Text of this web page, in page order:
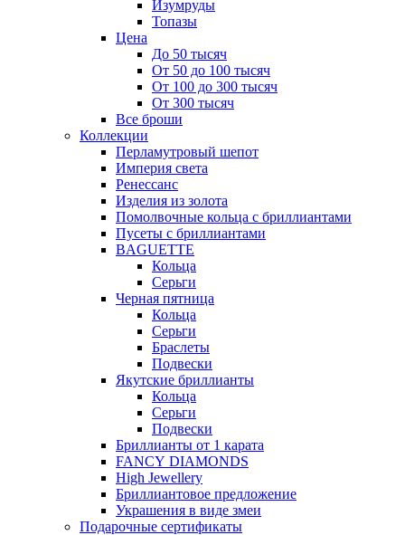
Изумруды
Топазы
Цена
До 50 тысяч
От 50 до 100 тысяч
От 100 до 300 тысяч
От 300 тысяч
Все броши
Коллекции
Перламутровый шепот
Империя света
Ренессанс
Изделия из золота
Помолвочные кольца с бриллиантами
Пусеты с бриллиантами
BAGUETTE
Кольца
Серьги
Черная пятница
Кольца
Серьги
Браслеты
Подвески
Якутские бриллианты
Кольца
Серьги
Подвески
Бриллианты от 1 карата
FANCY DIAMONDS
High Jewellery
Бриллиантовое предложение
Украшения в виде змеи
Подарочные сертификаты